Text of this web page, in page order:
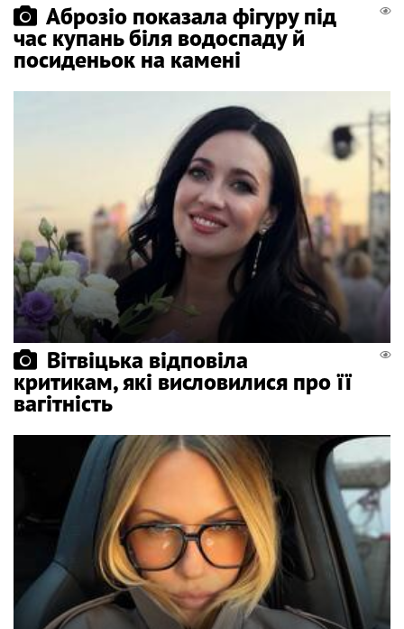
Аброзіо показала фігуру під
час купань біля водоспаду й
посиденьок на камені
Вітвіцька відповіла
критикам, які висловилися про її
вагітність